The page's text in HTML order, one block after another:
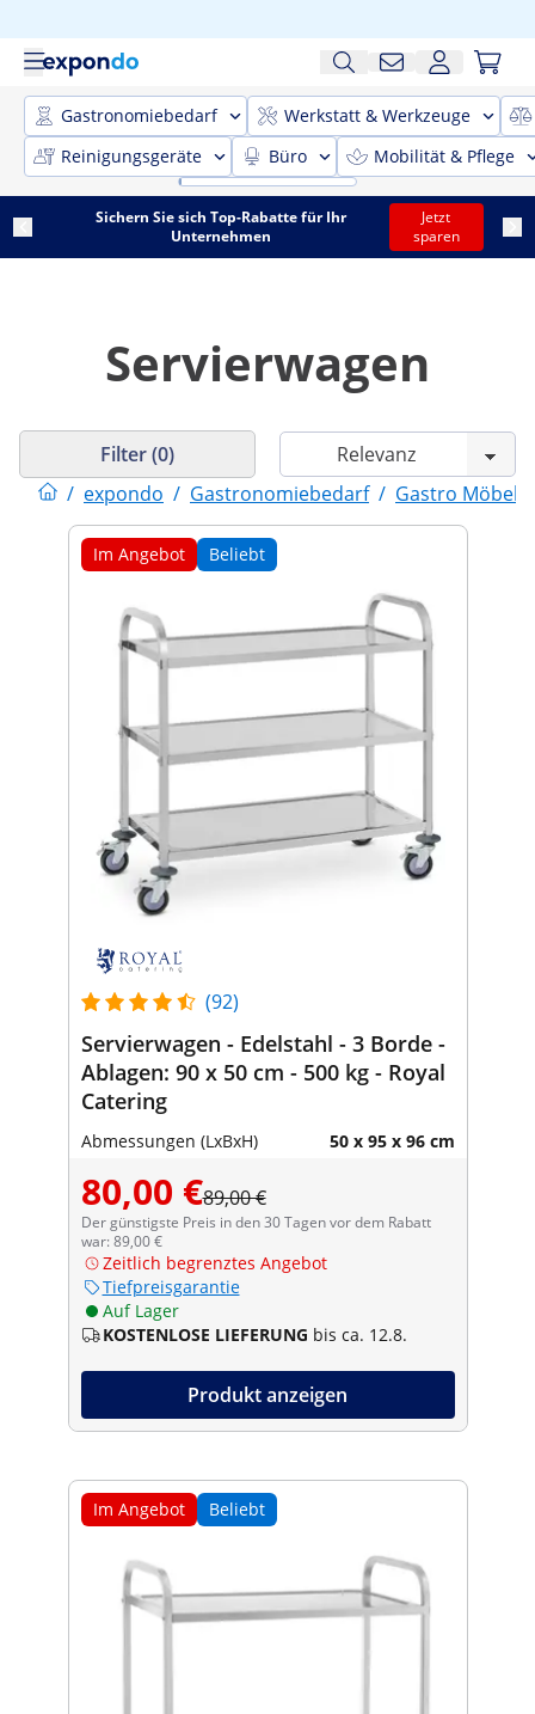
Gastronomiebedarf
Werkstatt & Werkzeuge
Reinigungsgeräte
Büro Mobilität & Pflege
Sichern Sie sich Top-Rabatte für Ihr
Unternehmen
Jetzt
sparen
Servierwagen
/ expondo / Gastronomiebedarf / Gastro Möbel
Filter (0)
Im Angebot Beliebt
(92)
Servierwagen - Edelstahl - 3 Borde -
Ablagen: 90 x 50 cm - 500 kg - Royal
Catering
Abmessungen (LxBxH) 50 x 95 x 96 cm
80,00 €89,00 €
Der günstigste Preis in den 30 Tagen vor dem Rabatt
war: 89,00 €
Zeitlich begrenztes Angebot
Tiefpreisgarantie
Auf Lager
KOSTENLOSE LIEFERUNG bis ca. 12.8.
Produkt anzeigen
Im Angebot Beliebt